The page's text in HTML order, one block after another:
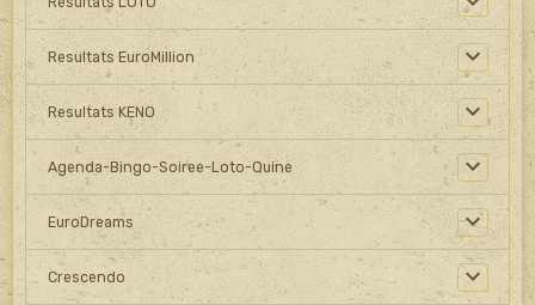
Resultats EuroMillion
Resultats KENO
Agenda-Bingo-Soiree-Loto-Quine
EuroDreams
Crescendo